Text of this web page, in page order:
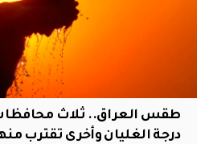
طقس العراق.. ثلاث
درجة الغليان وأخرى تقترب